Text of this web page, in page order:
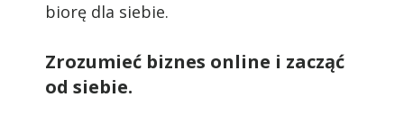
biorę dla siebie.
Zrozumieć biznes online i zacząć
od siebie.